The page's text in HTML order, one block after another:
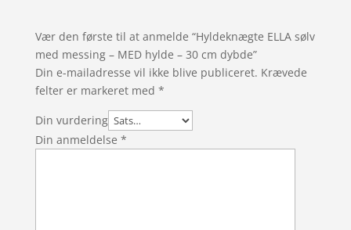
Vær den første til at anmelde “Hyldeknægte ELLA sølv
med messing – MED hylde – 30 cm dybde”
Din e-mailadresse vil ikke blive publiceret. Krævede
felter er markeret med *
Din vurdering
Din anmeldelse *